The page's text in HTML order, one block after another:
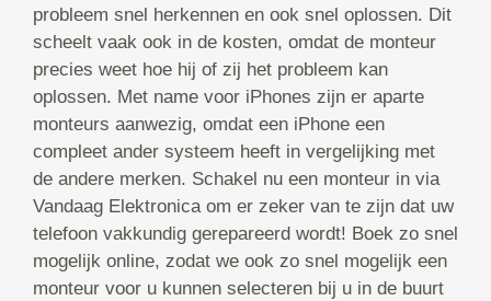
probleem snel herkennen en ook snel oplossen. Dit
scheelt vaak ook in de kosten, omdat de monteur
precies weet hoe hij of zij het probleem kan
oplossen. Met name voor iPhones zijn er aparte
monteurs aanwezig, omdat een iPhone een
compleet ander systeem heeft in vergelijking met
de andere merken. Schakel nu een monteur in via
Vandaag Elektronica om er zeker van te zijn dat uw
telefoon vakkundig gerepareerd wordt! Boek zo snel
mogelijk online, zodat we ook zo snel mogelijk een
monteur voor u kunnen selecteren bij u in de buurt